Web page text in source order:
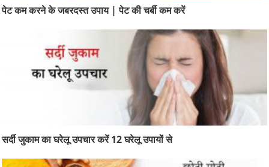
पेट कम करने के जबरदस्त उपाय | पेट की चर्बी कम करें
सर्दी जुकाम का घरेलू उपचार करें 12 घरेलू उपायों से